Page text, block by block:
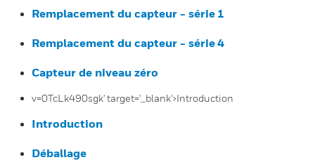
Remplacement du capteur - série 1
Remplacement du capteur - série 4
Capteur de niveau zéro
v=0TcLk490sgk' target='_blank'>Introduction
Introduction
Déballage